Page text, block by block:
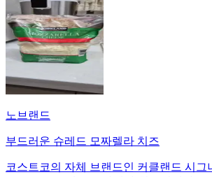
노브랜드
부드러운 슈레드 모짜렐라 치즈
코스트코의 자체 브랜드인 커클랜드 시그